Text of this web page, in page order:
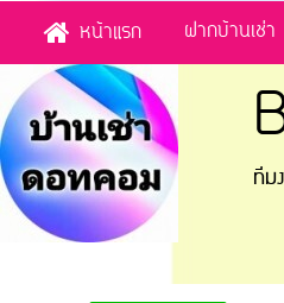
หน้าแรก ฝากบ้านเช่า
ทีม